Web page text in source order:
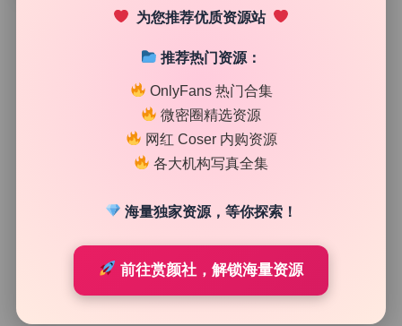
Cosplay合集
夏鸽鸽不想起床 原档珍藏32期私拍作品合集5.9G资源下
为您推荐优质资源站
推荐热门资源：
OnlyFans 热门合集
微密圈精选资源
网红 Coser 内购资源
各大机构写真全集
海量独家资源，等你探索！
前往赏颜社，解锁海量资源